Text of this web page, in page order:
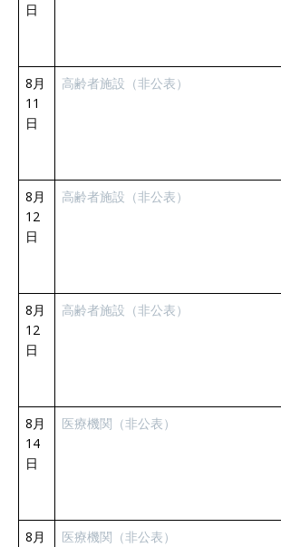
日
8月
11
日
高齢者施設（非公表）
8月
12
日
高齢者施設（非公表）
8月
12
日
高齢者施設（非公表）
8月
14
日
医療機関（非公表）
8月
医療機関（非公表）